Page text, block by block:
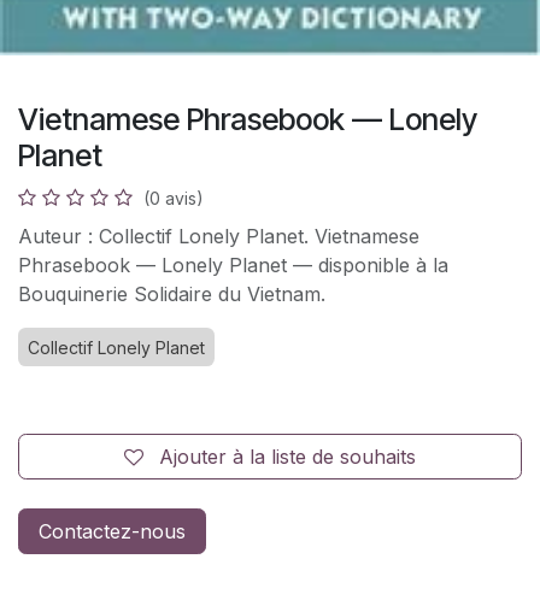
Vietnamese Phrasebook — Lonely
Planet
(0 avis)
Auteur : Collectif Lonely Planet. Vietnamese
Phrasebook — Lonely Planet — disponible à la
Bouquinerie Solidaire du Vietnam.
Collectif Lonely Planet
Ajouter à la liste de souhaits
Contactez-nous